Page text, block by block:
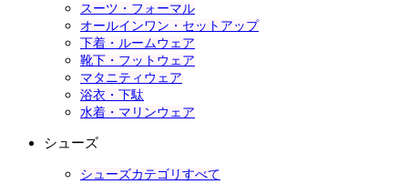
スーツ・フォーマル
オールインワン・セットアップ
下着・ルームウェア
靴下・フットウェア
マタニティウェア
浴衣・下駄
水着・マリンウェア
シューズ
シューズカテゴリすべて